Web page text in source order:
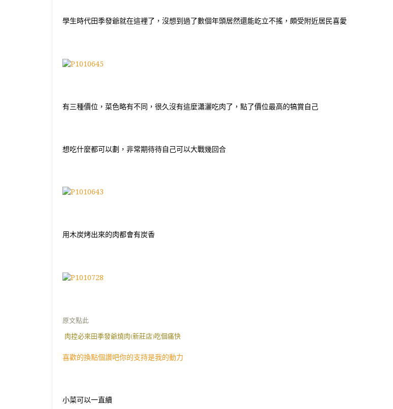
學生時代田季發爺就在這裡了，沒想到過了數個年頭居然還能屹立不搖，頗受附近居民喜愛
有三種價位，菜色略有不同，很久沒有這麼瀟灑吃肉了，點了價位最高的犒賞自己
想吃什麼都可以劃，非常期待待自己可以大戰幾回合
用木炭烤出來的肉都會有炭香
原文點此
肉控必來田季發爺燒肉(新莊店)吃個痛快
喜歡的換點個讚吧你的支持是我的動力
小菜可以一直續